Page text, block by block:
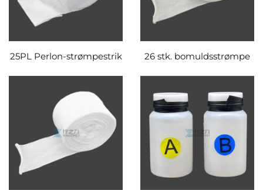
25PL Perlon-strømpestrik 26 stk. bomuldsstrømpe